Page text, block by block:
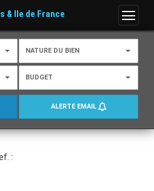
Menu
& Ile de France
NATURE DU BIEN
BUDGET
ALERTE EMAIL
: